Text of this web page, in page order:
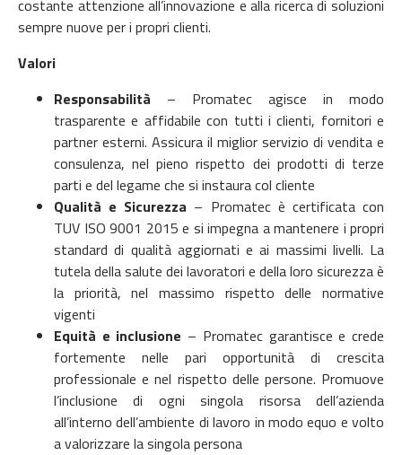
costante attenzione all’innovazione e alla ricerca di soluzioni
sempre nuove per i propri clienti.
Valori
Responsabilità – Promatec agisce in modo
trasparente e affidabile con tutti i clienti, fornitori e
partner esterni. Assicura il miglior servizio di vendita e
consulenza, nel pieno rispetto dei prodotti di terze
parti e del legame che si instaura col cliente
Qualità e Sicurezza – Promatec è certificata con
TUV ISO 9001 2015 e si impegna a mantenere i propri
standard di qualità aggiornati e ai massimi livelli. La
tutela della salute dei lavoratori e della loro sicurezza è
la priorità, nel massimo rispetto delle normative
vigenti
Equità e inclusione – Promatec garantisce e crede
fortemente nelle pari opportunità di crescita
professionale e nel rispetto delle persone. Promuove
l’inclusione di ogni singola risorsa dell’azienda
all’interno dell’ambiente di lavoro in modo equo e volto
a valorizzare la singola persona